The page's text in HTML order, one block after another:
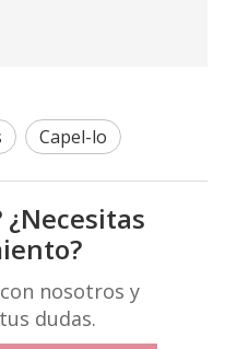
Capel-lo
nosotros y
dudas.